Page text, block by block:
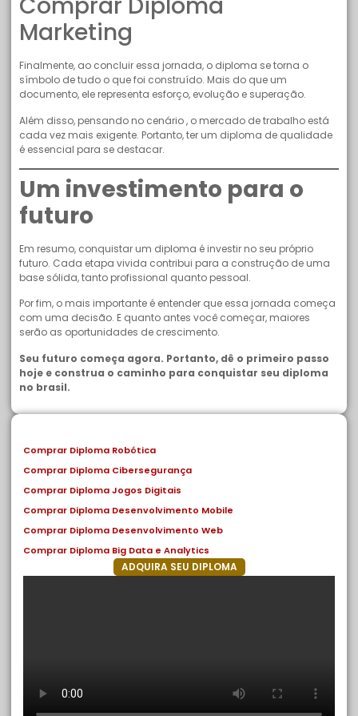
Marketing
Finalmente, ao concluir essa jornada, o diploma se torna o
símbolo de tudo o que foi construído. Mais do que um
documento, ele representa esforço, evolução e superação.
Além disso, pensando no cenário , o mercado de trabalho está
cada vez mais exigente. Portanto, ter um diploma de qualidade
é essencial para se destacar.
Um investimento para o
futuro
Em resumo, conquistar um diploma é investir no seu próprio
futuro. Cada etapa vivida contribui para a construção de uma
base sólida, tanto profissional quanto pessoal.
Por fim, o mais importante é entender que essa jornada começa
com uma decisão. E quanto antes você começar, maiores
serão as oportunidades de crescimento.
Seu futuro começa agora. Portanto, dê o primeiro passo
hoje e construa o caminho para conquistar seu diploma
no brasil.
Comprar Diploma Robótica
Comprar Diploma Cibersegurança
Comprar Diploma Jogos Digitais
Comprar Diploma Desenvolvimento Mobile
Comprar Diploma Desenvolvimento Web
Comprar Diploma Big Data e Analytics
ADQUIRA SEU DIPLOMA